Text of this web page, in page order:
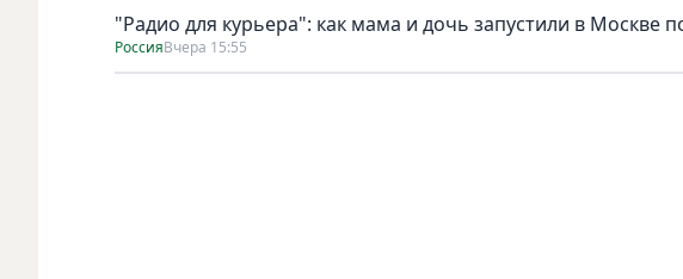
"Радио для курьера": как мама и дочь запустили в Москве
РоссияВчера 15:55